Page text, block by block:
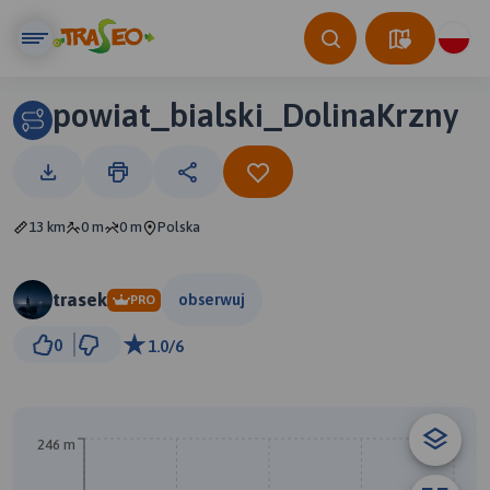
powiat_bialski_DolinaKrzny
13 km 0 m 0 m Polska
trasek PRO obserwuj
0 1.0/6
246 m